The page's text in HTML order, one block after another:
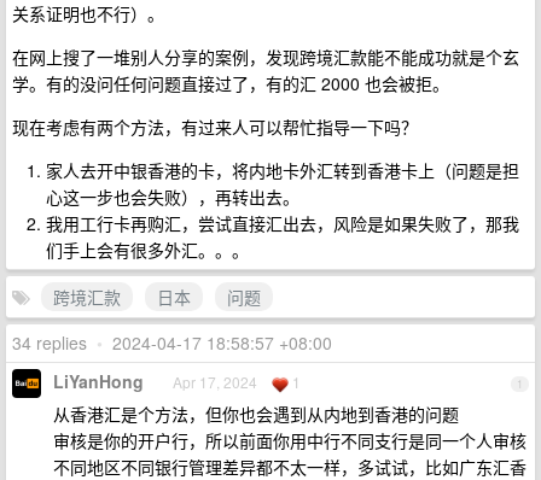
关系证明也不行）。
在网上搜了一堆别人分享的案例，发现跨境汇款能不能成功就是个玄
学。有的没问任何问题直接过了，有的汇 2000 也会被拒。
现在考虑有两个方法，有过来人可以帮忙指导一下吗？
家人去开中银香港的卡，将内地卡外汇转到香港卡上（问题是担
心这一步也会失败），再转出去。
我用工行卡再购汇，尝试直接汇出去，风险是如果失败了，那我
们手上会有很多外汇。。。
跨境汇款
日本
问题
34 replies • 2024-04-17 18:58:57 +08:00
1
LiYanHong Apr 17, 2024 1
从香港汇是个方法，但你也会遇到从内地到香港的问题
审核是你的开户行，所以前面你用中行不同支行是同一个人审核
不同地区不同银行管理差异都不太一样，多试试，比如广东汇香